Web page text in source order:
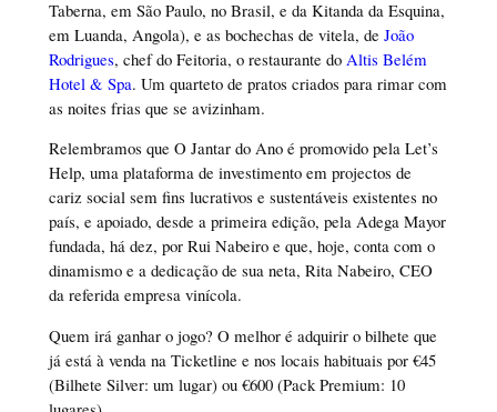
Taberna, em São Paulo, no Brasil, e da Kitanda da Esquina,
em Luanda, Angola), e as bochechas de vitela, de João
Rodrigues, chef do Feitoria, o restaurante do Altis Belém
Hotel & Spa. Um quarteto de pratos criados para rimar com
as noites frias que se avizinham.
Relembramos que O Jantar do Ano é promovido pela Let’s
Help, uma plataforma de investimento em projectos de
cariz social sem fins lucrativos e sustentáveis existentes no
país, e apoiado, desde a primeira edição, pela Adega Mayor
fundada, há dez, por Rui Nabeiro e que, hoje, conta com o
dinamismo e a dedicação de sua neta, Rita Nabeiro, CEO
da referida empresa vinícola.
Quem irá ganhar o jogo? O melhor é adquirir o bilhete que
já está à venda na Ticketline e nos locais habituais por €45
(Bilhete Silver: um lugar) ou €600 (Pack Premium: 10